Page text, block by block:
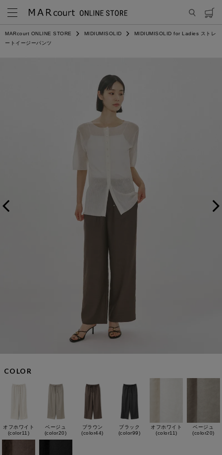
MARcourt ONLINE STORE MIDIUMISOLID
MIDIUMISOLID for Ladies ストレ
ートイージーパンツ
COLOR
オフホワイト
(color11)
ベージュ
(color20)
ブラウン
(color44)
ブラック
(color99)
オフホワイト
(color11)
ベージュ
(color20)